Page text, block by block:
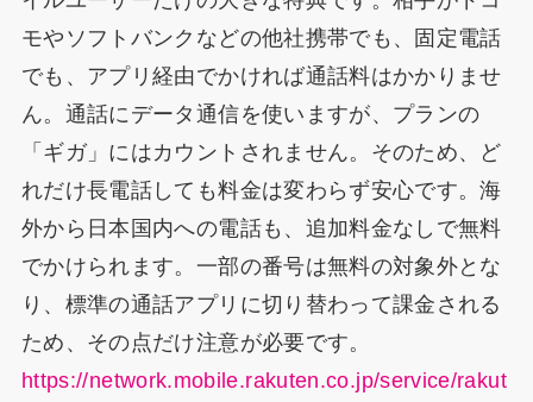
モやソフトバンクなどの他社携帯でも、固定電話
でも、アプリ経由でかければ通話料はかかりませ
ん。通話にデータ通信を使いますが、プランの
「ギガ」にはカウントされません。そのため、ど
れだけ長電話しても料金は変わらず安心です。海
外から日本国内への電話も、追加料金なしで無料
でかけられます。一部の番号は無料の対象外とな
り、標準の通話アプリに切り替わって課金される
ため、その点だけ注意が必要です。
https://network.mobile.rakuten.co.jp/service/rakut